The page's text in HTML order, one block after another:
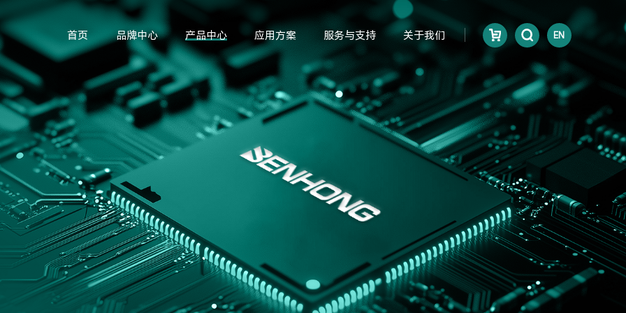
首页 品牌中心 产品中心 应用方案 服务与支持 关于我们 EN